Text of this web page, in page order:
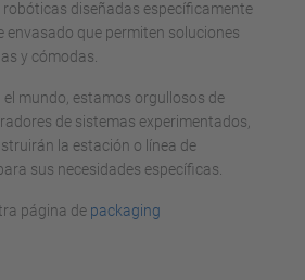
diseñadas específicamente
envasado que permiten soluciones
y cómodas.
el mundo, estamos orgullosos de
de sistemas experimentados,
la estación o línea de
sus necesidades específicas.
página de packaging